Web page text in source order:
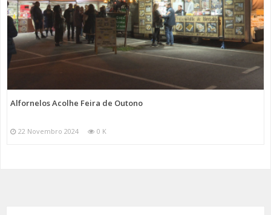
Alfornelos Acolhe Feira de Outono
22 Novembro 2024 0 K